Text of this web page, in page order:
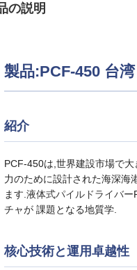
の説明
製品:PCF-450 台
紹介
PCF-450は,世界建設市場で
力のために設計された海深海
ます. 液体式パイルドライバー
チャが 課題となる地質学.
核心技術と運用卓越性